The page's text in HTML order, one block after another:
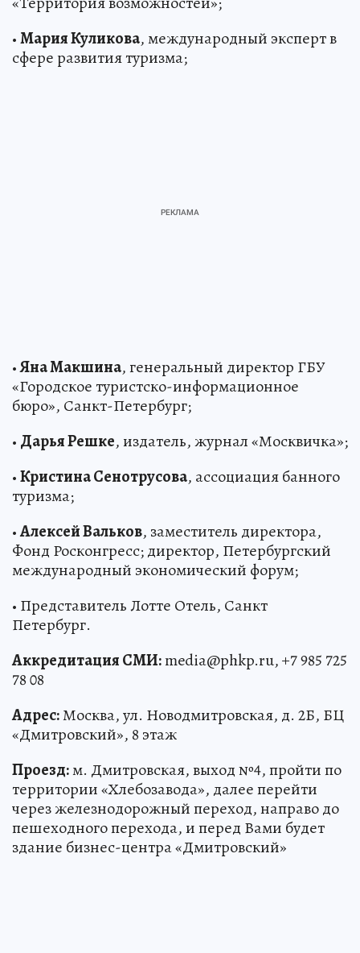
•Мария Куликова, международный эксперт в
сфере развития туризма;
•Яна Макшина, генеральный директор ГБУ
«Городское туристско-информационное
бюро», Санкт-Петербург;
• Дарья Решке, издатель, журнал «Москвичка»;
•Кристина Сенотрусова, ассоциация банного
туризма;
•Алексей Вальков, заместитель директора,
Фонд Росконгресс; директор, Петербургский
международный экономический форум;
• Представитель Лотте Отель, Санкт
Петербург.
Аккредитация СМИ:media@phkp.ru, +7 985 725
78 08
Адрес:Москва, ул. Новодмитровская, д. 2Б, БЦ
«Дмитровский», 8 этаж
Проезд:м. Дмитровская, выход №4, пройти по
территории «Хлебозавода», далее перейти
через железнодорожный переход, направо до
пешеходного перехода, и перед Вами будет
здание бизнес-центра «Дмитровский»